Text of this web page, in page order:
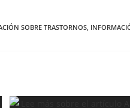
SOBRE TRASTORNOS